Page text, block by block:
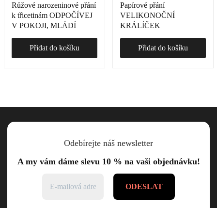
Růžové narozeninové přání
k třicetinám ODPOČÍVEJ
V POKOJI, MLÁDÍ
Přidat do košíku
Papírové přání
VELIKONOČNÍ
KRÁLÍČEK
Přidat do košíku
Odebírejte náš newsletter
A my vám dáme slevu 10 % na vaši objednávku!